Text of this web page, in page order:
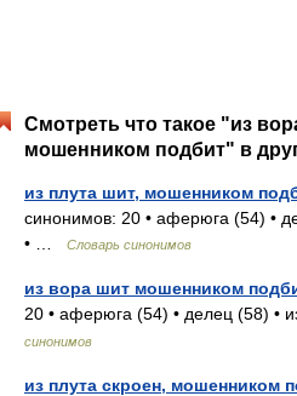
Смотреть что такое "из
мошенником подбит" в
из плута шит, мошенником
синонимов: 20 • аферюга (54) •
• …
Словарь синонимов
из вора шит мошенником
20 • аферюга (54) • делец (58) •
синонимов
из плута скроен, мошенником